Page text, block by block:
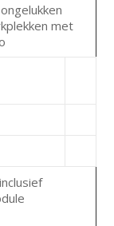
met